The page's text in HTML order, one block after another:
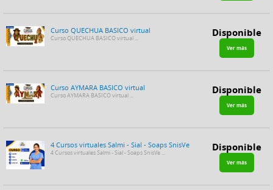
Curso QUECHUA BASICO virtual
Curso QUECHUA BASICO virtual ... Disponible
Ver más
Curso AYMARA BASICO virtual
Curso AYMARA BASICO virtual ... Disponible
Ver más
4 Cursos virtuales Salmi - Sial - Soaps SnisVe
4 Cursos virtuales Salmi - Sial - Soaps SnisVe ... Disponible
Ver más